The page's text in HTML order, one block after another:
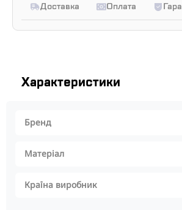
Доставка Оплата
Характеристики
Бренд
Матеріал
Країна виробник